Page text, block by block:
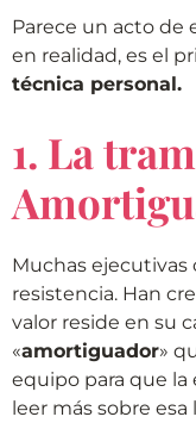
Parece un acto de
en realidad, es el
técnica personal.
1. La
Muchas
resistencia. Han
valor reside en su
«amortiguador»
equipo para que la
leer más sobre